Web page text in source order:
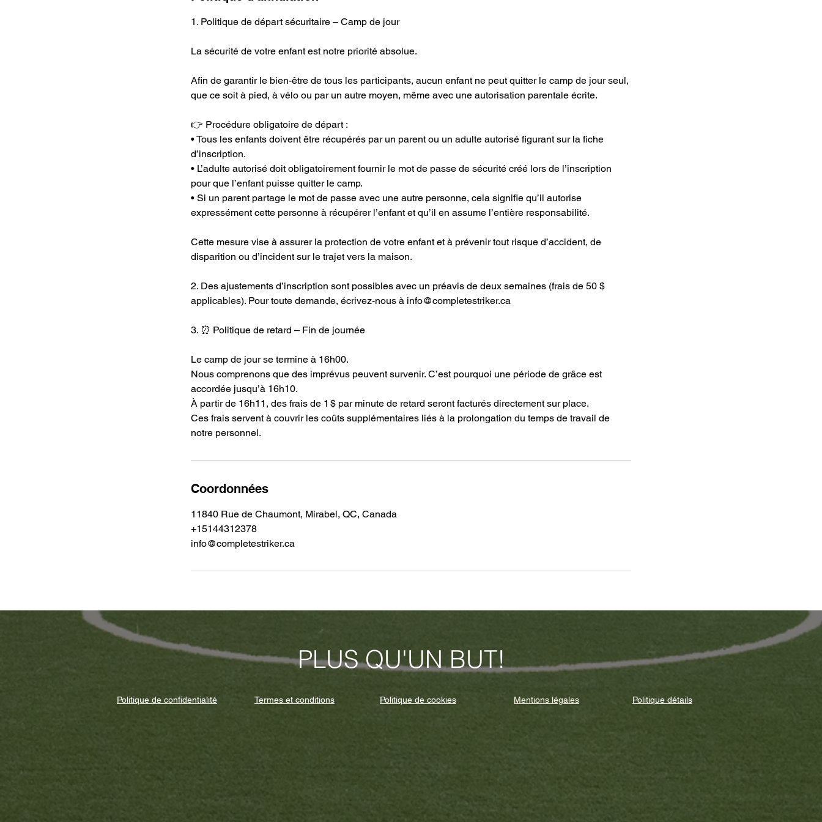
1. Politique de départ sécuritaire – Camp de jour
La sécurité de votre enfant est notre priorité absolue.
Afin de garantir le bien-être de tous les participants, aucun enfant ne peut quitter le camp de jour seul,
que ce soit à pied, à vélo ou par un autre moyen, même avec une autorisation parentale écrite.
👉 Procédure obligatoire de départ :
• Tous les enfants doivent être récupérés par un parent ou un adulte autorisé figurant sur la fiche
d’inscription.
• L’adulte autorisé doit obligatoirement fournir le mot de passe de sécurité créé lors de l’inscription
pour que l’enfant puisse quitter le camp.
• Si un parent partage le mot de passe avec une autre personne, cela signifie qu’il autorise
expressément cette personne à récupérer l’enfant et qu’il en assume l’entière responsabilité.
Cette mesure vise à assurer la protection de votre enfant et à prévenir tout risque d’accident, de
disparition ou d’incident sur le trajet vers la maison.
2. Des ajustements d’inscription sont possibles avec un préavis de deux semaines (frais de 50 $
applicables). Pour toute demande, écrivez-nous à info@completestriker.ca
3. ⏰ Politique de retard – Fin de journée
Le camp de jour se termine à 16h00.
Nous comprenons que des imprévus peuvent survenir. C’est pourquoi une période de grâce est
accordée jusqu’à 16h10.
À partir de 16h11, des frais de 1 $ par minute de retard seront facturés directement sur place.
Ces frais servent à couvrir les coûts supplémentaires liés à la prolongation du temps de travail de
notre personnel.
Coordonnées
11840 Rue de Chaumont, Mirabel, QC, Canada
+15144312378
info@completestriker.ca
PLUS QU'UN BUT!
Politique de confidentialité Termes et conditions Politique de cookies Mentions légales Politique détails